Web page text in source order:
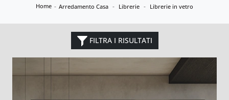
Home - Arredamento Casa - Librerie - Librerie in vetro
FILTRA I RISULTATI